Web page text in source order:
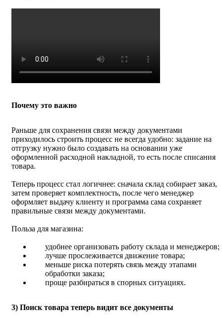
Почему это важно
Раньше для сохранения связи между документами
приходилось строить процесс не всегда удобно: задание на
отгрузку нужно было создавать на основании уже
оформленной расходной накладной, то есть после списания
товара.
Теперь процесс стал логичнее: сначала склад собирает заказ,
затем проверяет комплектность, после чего менеджер
оформляет выдачу клиенту и программа сама сохраняет
правильные связи между документами.
Польза для магазина:
удобнее организовать работу склада и менеджеров;
лучше прослеживается движение товара;
меньше риска потерять связь между этапами
обработки заказа;
проще разбираться в спорных ситуациях.
3) Поиск товара теперь видит все документы